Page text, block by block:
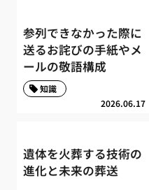
参列できなかった際に
送るお詫びの手紙やメ
ールの敬語構成
2026.06.17
知識
遺体を火葬する技術の
進化と未来の葬送